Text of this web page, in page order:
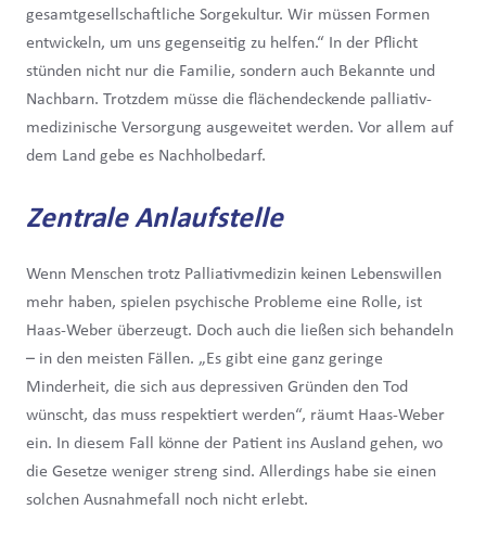
gesamtgesellschaftliche Sorgekultur. Wir müssen Formen
entwickeln, um uns gegenseitig zu helfen.“ In der Pflicht
stünden nicht nur die Familie, sondern auch Bekannte und
Nachbarn. Trotzdem müsse die flächendeckende palliativ-
medizinische Versorgung ausgeweitet werden. Vor allem auf
dem Land gebe es Nachholbedarf.
Zentrale Anlaufstelle
Wenn Menschen trotz Palliativmedizin keinen Lebenswillen
mehr haben, spielen psychische Probleme eine Rolle, ist
Haas-Weber überzeugt. Doch auch die ließen sich behandeln
– in den meisten Fällen. „Es gibt eine ganz geringe
Minderheit, die sich aus depressiven Gründen den Tod
wünscht, das muss respektiert werden“, räumt Haas-Weber
ein. In diesem Fall könne der Patient ins Ausland gehen, wo
die Gesetze weniger streng sind. Allerdings habe sie einen
solchen Ausnahmefall noch nicht erlebt.